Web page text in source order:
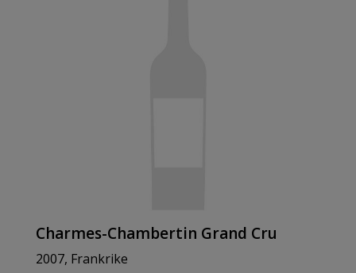
Charmes-Chambertin Grand Cru
2007, Frankrike